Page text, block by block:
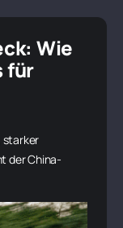
Wie
für
starker
der China-